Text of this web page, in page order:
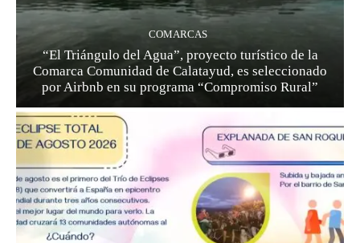
COMARCAS
“El Triángulo del Agua”, proyecto turístico de la
Comarca Comunidad de Calatayud, es seleccionado
por Airbnb en su programa “Compromiso Rural”